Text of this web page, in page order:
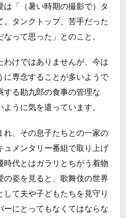
は「（暑い時期の撮影で）タ
。タンクトップ、苦手だった
って思った」とのこと。
わけではありませんが、今は
に専念することが多いようで
する勘九郎の食事の管理な
うに気を遣っています。
れ、その息子たちとの一家の
ュメンタリー番組で取り上げ
時代とはガラリとちがう着物
の姿を見ると、歌舞伎の世界
て夫や子どもたちを見守り
ーにとってもなくてはならな